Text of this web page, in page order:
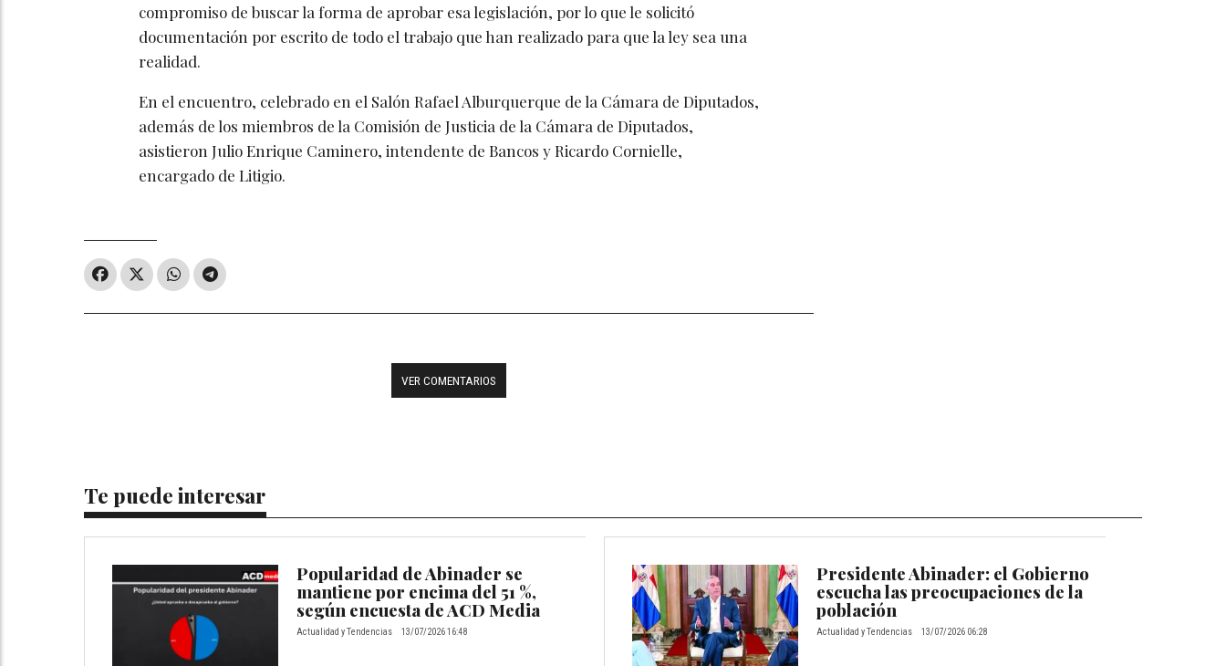
compromiso de buscar la forma de aprobar esa legislación, por lo que le solicitó
documentación por escrito de todo el trabajo que han realizado para que la ley sea una
realidad.
En el encuentro, celebrado en el Salón Rafael Alburquerque de la Cámara de Diputados,
además de los miembros de la Comisión de Justicia de la Cámara de Diputados,
asistieron Julio Enrique Caminero, intendente de Bancos y Ricardo Cornielle,
encargado de Litigio.
VER COMENTARIOS
Te puede interesar
Popularidad de Abinader se
mantiene por encima del 51 %,
según encuesta de ACD Media
Actualidad y Tendencias 13/07/2026 16:48
Presidente Abinader: el Gobierno
escucha las preocupaciones de la
población
Actualidad y Tendencias 13/07/2026 06:28